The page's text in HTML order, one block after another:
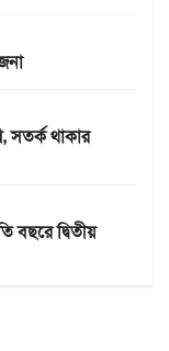
সতর্ক থাকার
বছরে দ্বিতীয়